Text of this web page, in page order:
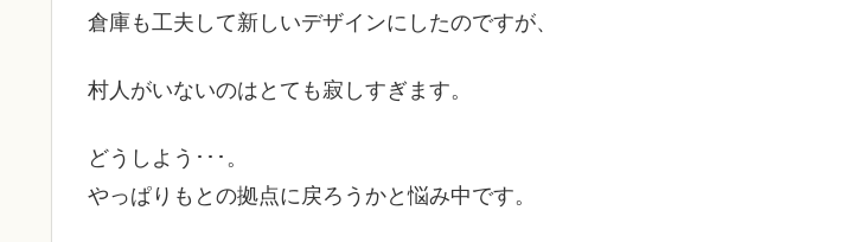
倉庫も工夫して新しいデザインにしたのですが、
村人がいないのはとても寂しすぎます。
どうしよう･･･。
やっぱりもとの拠点に戻ろうかと悩み中です。